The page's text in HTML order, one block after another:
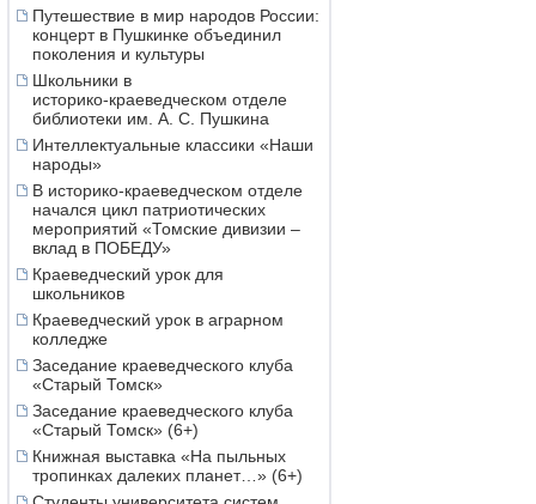
Путешествие в мир народов России:
концерт в Пушкинке объединил
поколения и культуры
Школьники в
историко‑краеведческом отделе
библиотеки им. А. С. Пушкина
Интеллектуальные классики «Наши
народы»
В историко-краеведческом отделе
начался цикл патриотических
мероприятий «Томские дивизии –
вклад в ПОБЕДУ»
Краеведческий урок для
школьников
Краеведческий урок в аграрном
колледже
Заседание краеведческого клуба
«Старый Томск»
Заседание краеведческого клуба
«Старый Томск» (6+)
Книжная выставка «На пыльных
тропинках далеких планет…» (6+)